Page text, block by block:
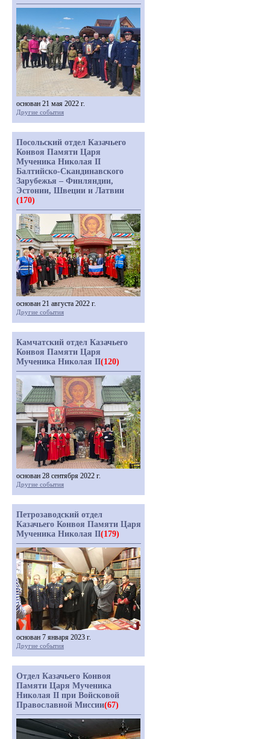
основан 21 мая 2022 г.
Другие события
Посольский отдел Казачьего
Конвоя Памяти Царя
Мученика Николая II
Балтийско-Скандинавского
Зарубежья – Финляндии,
Эстонии, Швеции и Латвии
(170)
основан 21 августа 2022 г.
Другие события
Камчатский отдел Казачьего
Конвоя Памяти Царя
Мученика Николая II(120)
основан 28 сентября 2022 г.
Другие события
Петрозаводский отдел
Казачьего Конвоя Памяти Царя
Мученика Николая II(179)
основан 7 января 2023 г.
Другие события
Отдел Казачьего Конвоя
Памяти Царя Мученика
Николая II при Войсковой
Православной Миссии(67)